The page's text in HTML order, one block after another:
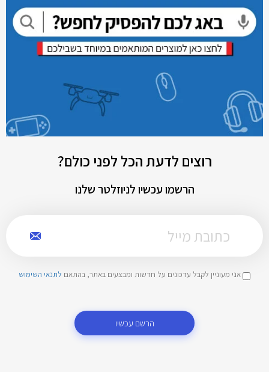
רוצים לדעת הכל לפני כולם?
הרשמו עכשיו לניוזלטר שלנו
אני מעוניין לקבל עדכונים על חדשות ומבצעים באתר, בהתאם לתנאי השימוש
הרשם עכשיו